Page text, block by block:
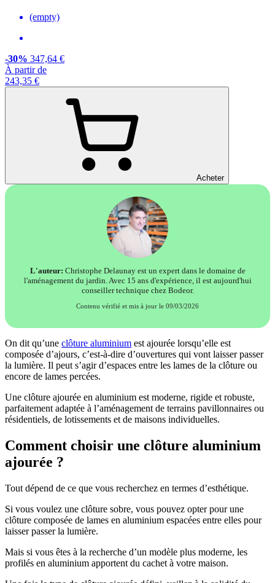
(empty)
-30% 347,64 €
À partir de
243,35 €
Acheter
L'auteur: Christophe Delaunay est un expert dans le domaine de
l'aménagement du jardin. Avec 15 ans d'expérience, il est aujourd'hui
conseiller technique chez Bodeor.
Contenu vérifié et mis à jour le 09/03/2026
On dit qu’une clôture aluminium est ajourée lorsqu’elle est
composée d’ajours, c’est-à-dire d’ouvertures qui vont laisser passer
la lumière. Il peut s’agir d’espaces entre les lames de la clôture ou
encore de lames percées.
Une clôture ajourée en aluminium est moderne, rigide et robuste,
parfaitement adaptée à l’aménagement de terrains pavillonnaires ou
résidentiels, de lotissements et de maisons individuelles.
Comment choisir une clôture aluminium
ajourée ?
Tout dépend de ce que vous recherchez en termes d’esthétique.
Si vous voulez une clôture sobre, vous pouvez opter pour une
clôture composée de lames en aluminium espacées entre elles pour
laisser passer la lumière.
Mais si vous êtes à la recherche d’un modèle plus moderne, les
profilés en aluminium apportent du cachet à votre maison.